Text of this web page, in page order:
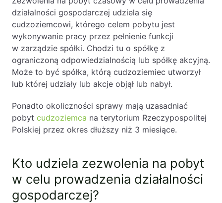
Księgowość
Kontakt
PL EN FR
działalności gospodarczej udziela się
cudzoziemcowi, którego celem pobytu jest
wykonywanie pracy przez pełnienie funkcji
w zarządzie spółki. Chodzi tu o spółkę z
ograniczoną odpowiedzialnością lub spółkę akcyjną.
Może to być spółka, którą cudzoziemiec utworzył
lub której udziały lub akcje objął lub nabył.
Ponadto okoliczności sprawy mają uzasadniać
pobyt cudzoziemca na terytorium Rzeczypospolitej
Polskiej przez okres dłuższy niż 3 miesiące.
Kto udziela zezwolenia na pobyt
w celu prowadzenia działalności
gospodarczej?